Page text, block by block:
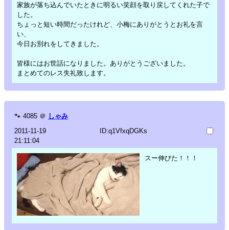
家族が落ち込んでいたときに明るい笑顔を取り戻してくれた子で
した。
ちょっと短い時間だったけれど、小梅にありがとうとお礼を言
い、
今日お別れをしてきました。
皆様にはお世話になりました。ありがとうございました。
まとめてのレス失礼致します。
🐾 4085 ＠ しゃみ
2011-11-19
21:11:04
ID:q1VfxqDGKs
スー伸びた！！！